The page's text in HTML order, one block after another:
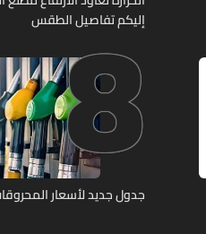
إليكم تفاصيل الطقس
8
جدول جديد لأسعار